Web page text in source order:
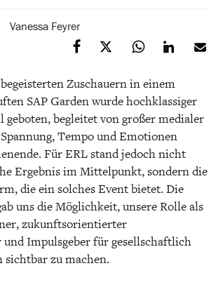
Vanessa Feyrer
Zuschauern in einem
SAP Garden wurde hochklassiger
geboten, begleitet von großer medialer
Tempo und Emotionen
Für ERL stand jedoch nicht
Ergebnis im Mittelpunkt, sondern die
die ein solches Event bietet. Die
uns die Möglichkeit, unsere Rolle als
zukunftsorientierter
Impulsgeber für gesellschaftlich
sichtbar zu machen.